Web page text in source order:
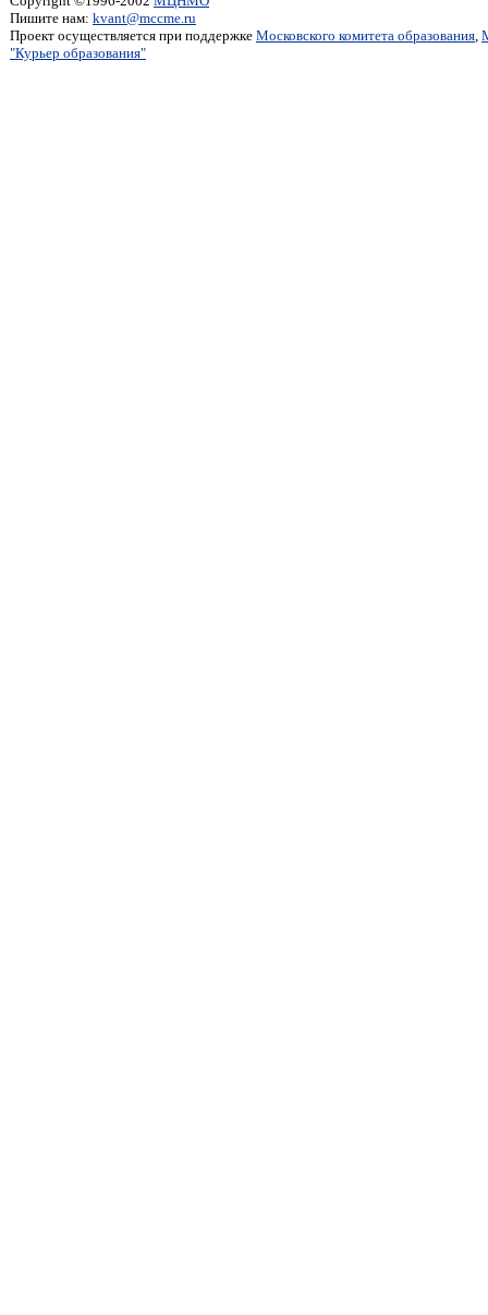
Пишите нам: kvant@mccme.ru
Проект осуществляется при поддержке Московского комитета образования,
"Курьер образования"